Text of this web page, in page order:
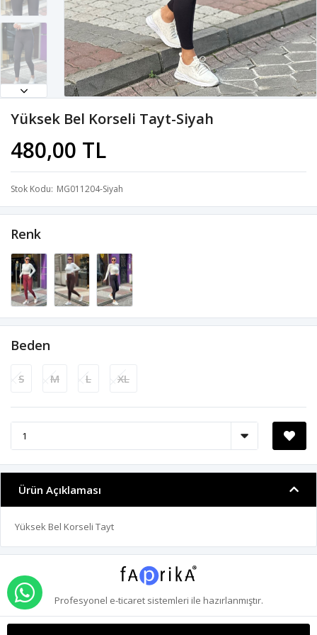
Yüksek Bel Korseli Tayt-Siyah
480,00 TL
Stok Kodu MG011204-Siyah
Renk
Beden
S M L XL
Ürün Açıklaması
Yüksek Bel Korseli Tayt
Profesyonel e-ticaretsistemleri ile hazırlanmıştır.